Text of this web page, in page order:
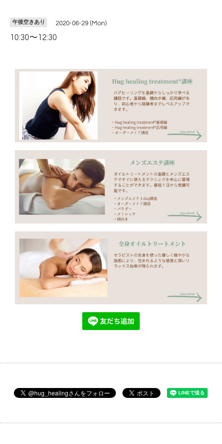
午後空きあり 2020-06-29 (Mon)
10:30〜12:30